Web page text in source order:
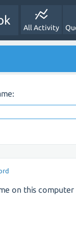
All Activity
on this computer